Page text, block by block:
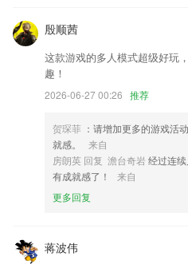
新增精准推送功能
全新登录
新增二值笔
UI交互整体优化升级！
联系我们
以上就是彩票天天彩选4的介绍，如
店进行打分评论，说出您的使用经历
殷顺茜
这款游戏的多人模式超级好玩
趣！
2026-06-27 00:26 推荐
贺琛菲 ：请增加更多的游戏活
就感。
来自
房朗英 回复 澹台奇岩 经过连
有成就感了！
来自
更多回复
蒋波伟